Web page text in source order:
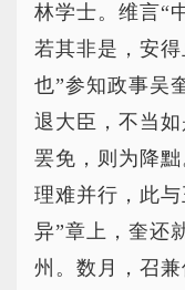
林学士。维言“
若其非是，安
也”参知政事吴
退大臣，不当
罢免，则为降
理难并行，此
异”章上，奎还
州。数月，召兼